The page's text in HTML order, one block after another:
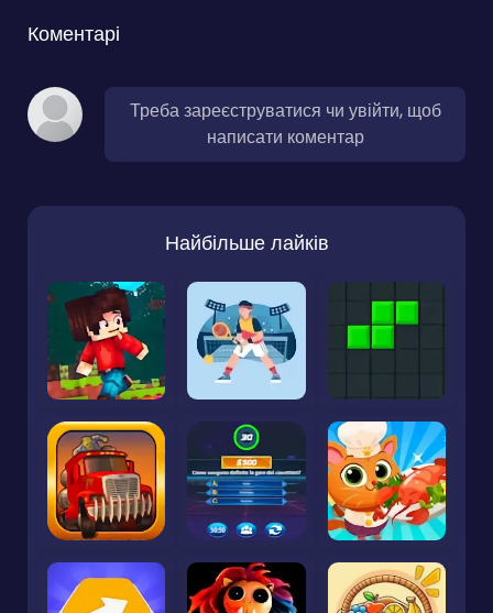
Коментарі
Треба зареєструватися чи увійти, щоб
написати коментар
Найбільше лайків